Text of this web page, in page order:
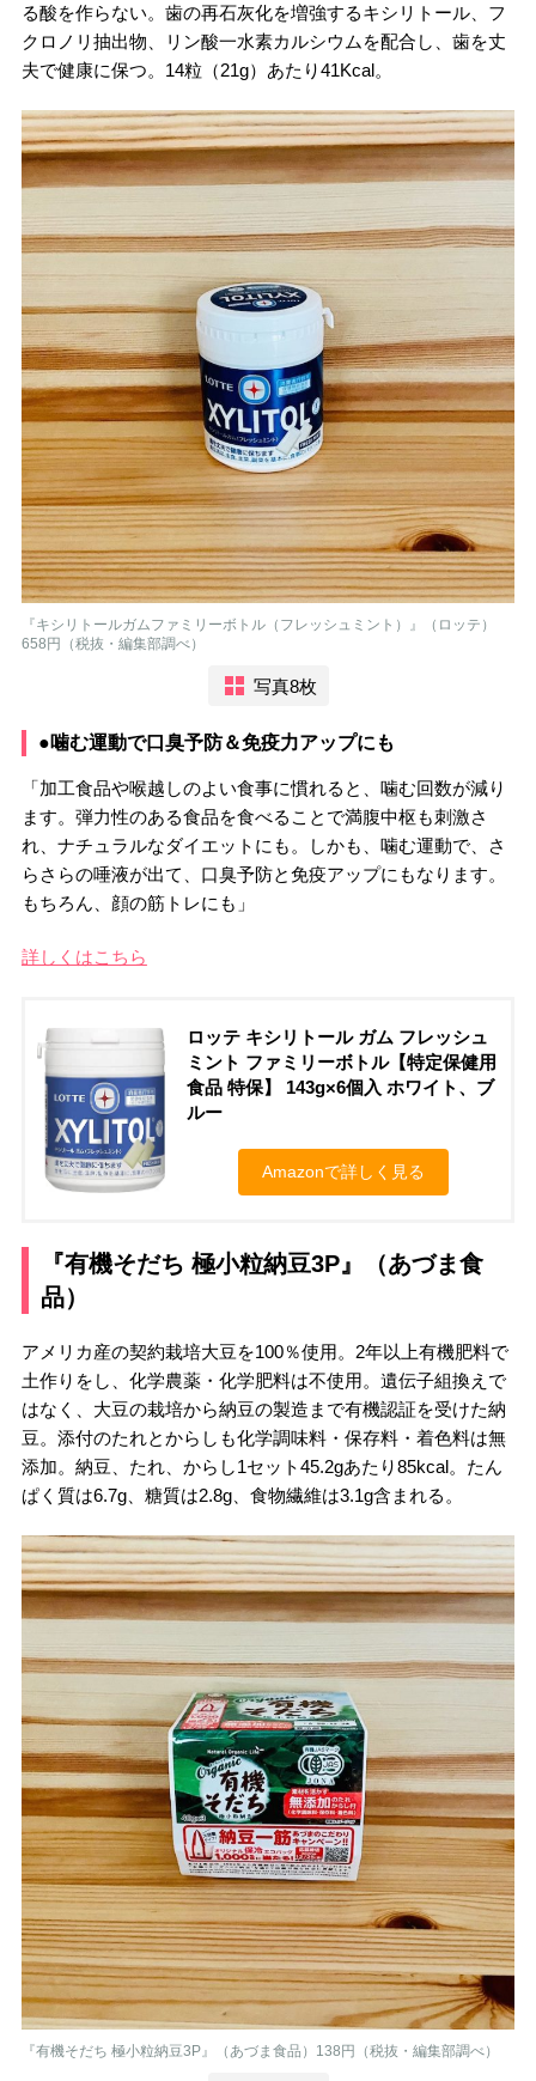
る酸を作らない。歯の再石灰化を増強するキシリトール、フ
クロノリ抽出物、リン酸一水素カルシウムを配合し、歯を丈
夫で健康に保つ。14粒（21g）あたり41Kcal。
『キシリトールガムファミリーボトル（フレッシュミント）』（ロッテ）
658円（税抜・編集部調べ）
写真8枚
●噛む運動で口臭予防＆免疫力アップにも
「加工食品や喉越しのよい食事に慣れると、噛む回数が減り
ます。弾力性のある食品を食べることで満腹中枢も刺激さ
れ、ナチュラルなダイエットにも。しかも、噛む運動で、さ
らさらの唾液が出て、口臭予防と免疫アップにもなります。
もちろん、顔の筋トレにも」
詳しくはこちら
ロッテ キシリトール ガム フレッシュ
ミント ファミリーボトル【特定保健用
食品 特保】 143g×6個入 ホワイト、ブ
ルー
Amazonで詳しく見る
『有機そだち 極小粒納豆3P』（あづま食
品）
アメリカ産の契約栽培大豆を100％使用。2年以上有機肥料で
土作りをし、化学農薬・化学肥料は不使用。遺伝子組換えで
はなく、大豆の栽培から納豆の製造まで有機認証を受けた納
豆。添付のたれとからしも化学調味料・保存料・着色料は無
添加。納豆、たれ、からし1セット45.2gあたり85kcal。たん
ぱく質は6.7g、糖質は2.8g、食物繊維は3.1g含まれる。
『有機そだち 極小粒納豆3P』（あづま食品）138円（税抜・編集部調べ）